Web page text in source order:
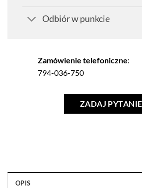
Odbiór w punkcie
Zamówienie telefoniczne:
794-036-750
ZADAJ PYTANIE
OPIS